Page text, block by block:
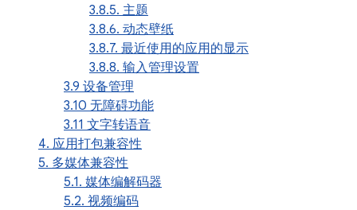
3.8.5. 主题
3.8.6. 动态壁纸
3.8.7. 最近使用的应用的显示
3.8.8. 输入管理设置
3.9 设备管理
3.10 无障碍功能
3.11 文字转语音
4. 应用打包兼容性
5. 多媒体兼容性
5.1. 媒体编解码器
5.2. 视频编码